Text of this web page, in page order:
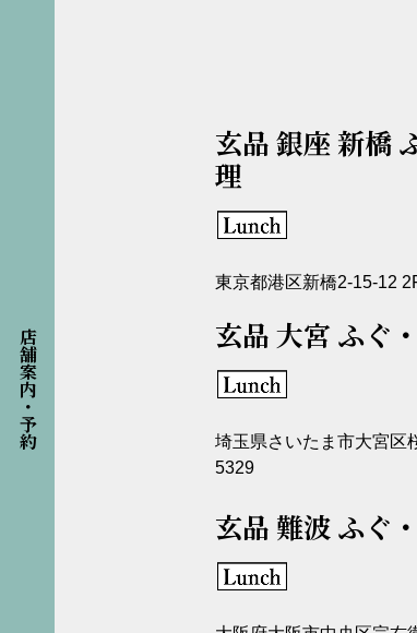
店舗案内・予約
玄品 銀座 新橋
理
東京都港区新橋2-15-12
玄品 大宮 ふぐ
埼玉県さいたま市大宮
5329
玄品 難波 ふぐ